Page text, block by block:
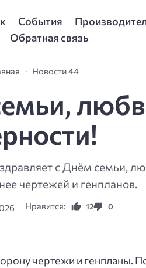
События
Обратная связь
Новости 44
с Днём семьи,
чертежей и генпланов.
Нравится: 12 0
чертежи и генпланы.